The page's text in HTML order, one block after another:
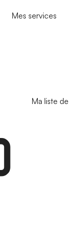
Mes services
Ma liste de